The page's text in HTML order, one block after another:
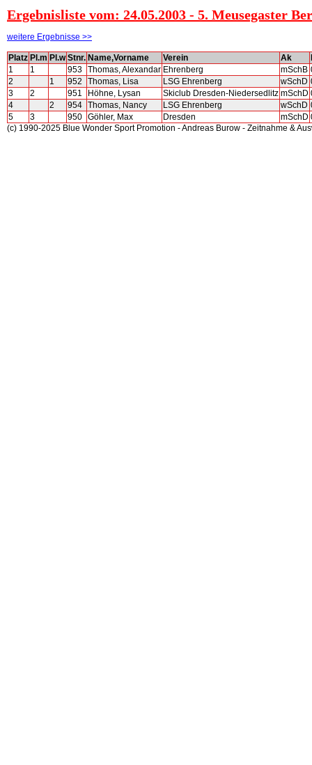
Ergebnisliste vom: 24.05.2003 - 5. Meusegaster
weitere Ergebnisse >>
Platz Pl.m Pl.w Stnr. Name,Vorname Verein Ak
1
1 953 Thomas, Alexandar Ehrenberg mSchB
2
1 952 Thomas, Lisa LSG Ehrenberg wSchD
3
2 951 Höhne, Lysan Skiclub Dresden-Niedersedlitz mSchD
4
2 954 Thomas, Nancy LSG Ehrenberg wSchD
5
3 950 Göhler, Max Dresden mSchD
(c) 1990-2025 Blue Wonder Sport Promotion - Andreas Burow - Zeitnahme &